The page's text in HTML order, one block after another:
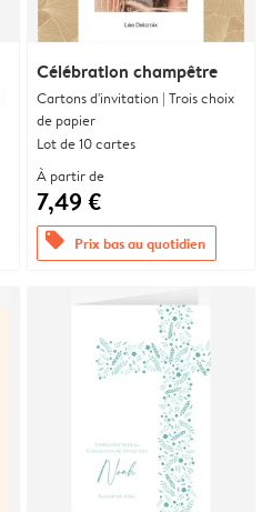
Célébration champêtre
Cartons d'invitation | Trois choix
de papier
Lot de 10 cartes
À partir de
7,49 €
offers Prix bas au quotidien